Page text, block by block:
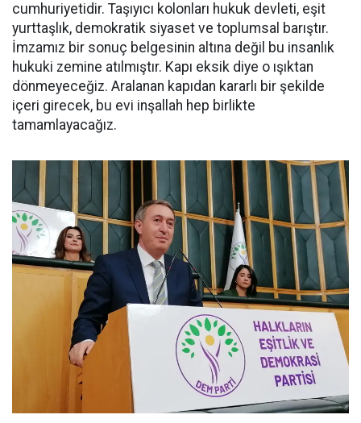
cumhuriyetidir. Taşıyıcı kolonları hukuk devleti, eşit
yurttaşlık, demokratik siyaset ve toplumsal barıştır.
İmzamız bir sonuç belgesinin altına değil bu insanlık
hukuki zemine atılmıştır. Kapı eksik diye o ışıktan
dönmeyeceğiz. Aralanan kapıdan kararlı bir şekilde
içeri girecek, bu evi inşallah hep birlikte
tamamlayacağız.